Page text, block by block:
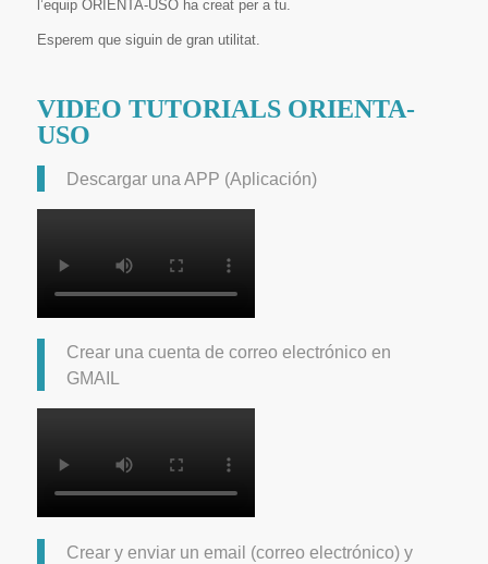
l’equip ORIENTA-USO ha creat per a tu.
Esperem que siguin de gran utilitat.
VIDEO TUTORIALS ORIENTA-
USO
Descargar una APP (Aplicación)
Crear una cuenta de correo electrónico en
GMAIL
Crear y enviar un email (correo electrónico) y